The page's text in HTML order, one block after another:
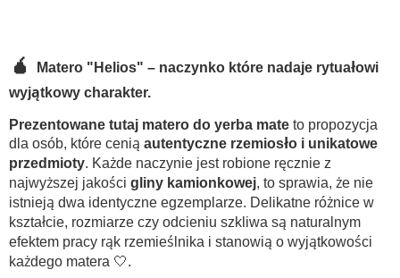
🧉
Matero "Helios" – naczynko które nadaje rytuałowi
wyjątkowy charakter.
Prezentowane tutaj matero do yerba mate to propozycja
dla osób, które cenią autentyczne rzemiosło i unikatowe
przedmioty. Każde naczynie jest robione ręcznie z
najwyższej jakości gliny kamionkowej, to sprawia, że nie
istnieją dwa identyczne egzemplarze. Delikatne różnice w
kształcie, rozmiarze czy odcieniu szkliwa są naturalnym
efektem pracy rąk rzemieślnika i stanowią o wyjątkowości
każdego matera 🤍.